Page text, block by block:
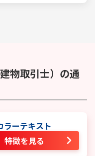
物取引士） の通
ラーテキスト
特徴を見る